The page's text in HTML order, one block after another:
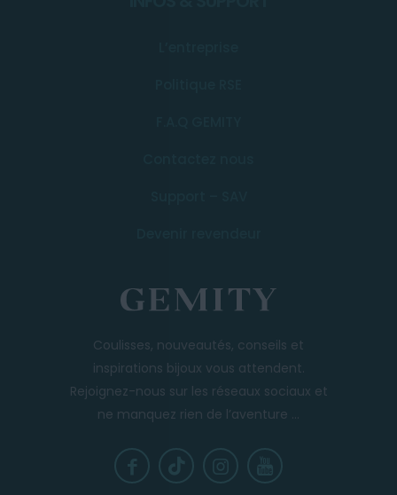
Coulisses, nouveautés, conseils et
inspirations bijoux vous attendent.
Rejoignez-nous sur les réseaux sociaux et
ne manquez rien de l’aventure ...